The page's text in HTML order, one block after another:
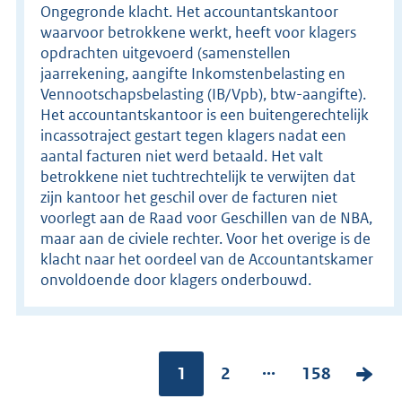
Ongegronde klacht. Het accountantskantoor
waarvoor betrokkene werkt, heeft voor klagers
opdrachten uitgevoerd (samenstellen
jaarrekening, aangifte Inkomstenbelasting en
Vennootschapsbelasting (IB/Vpb), btw-aangifte).
Het accountantskantoor is een buitengerechtelijk
incassotraject gestart tegen klagers nadat een
aantal facturen niet werd betaald. Het valt
betrokkene niet tuchtrechtelijk te verwijten dat
zijn kantoor het geschil over de facturen niet
voorlegt aan de Raad voor Geschillen van de NBA,
maar aan de civiele rechter. Voor het overige is de
klacht naar het oordeel van de Accountantskamer
onvoldoende door klagers onderbouwd.
Pagina:
1
P
2 ...
P
158
V